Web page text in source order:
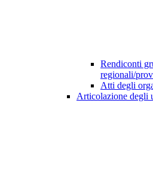
Rendiconti
regionali/
Atti degli
Articolazione degli